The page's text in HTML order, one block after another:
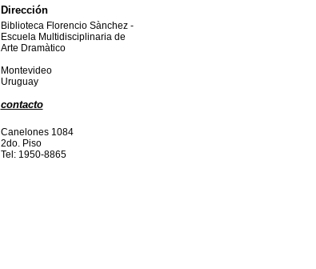
Dirección
Biblioteca Florencio Sànchez -
Escuela Multidisciplinaria de
Arte Dramàtico
Montevideo
Uruguay
contacto
Canelones 1084
2do. Piso
Tel: 1950-8865